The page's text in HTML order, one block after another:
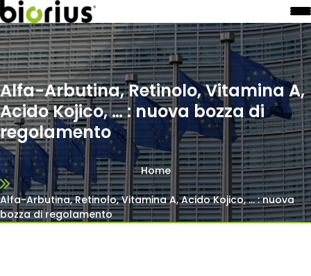
Alfa-Arbutina, Retinolo, Vitamina A,
Acido Kojico, … : nuova bozza di
regolamento
Home
Alfa-Arbutina, Retinolo, Vitamina A, Acido Kojico, … : nuova
bozza di regolamento